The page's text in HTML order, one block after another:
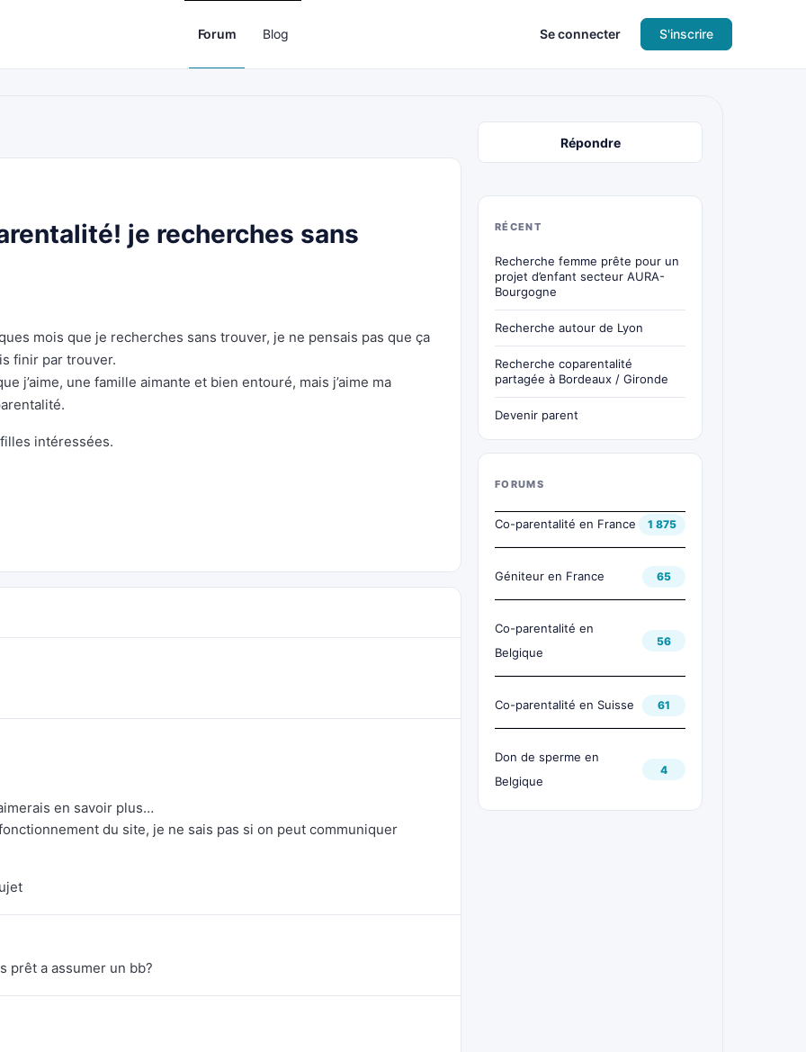
Forum Blog Se connecter S'inscrire
je recherches sans
mois que je recherches sans trouver, je ne pensais pas que ça
finir par trouver.
j’aime, une famille aimante et bien entouré, mais j’aime ma
intéressées.
en savoir plus…
du site, je ne sais pas si on peut communiquer
prêt a assumer un bb?
Répondre
RÉCENT
Recherche femme prête pour un
projet d’enfant secteur AURA-
Bourgogne
Recherche autour de Lyon
Recherche coparentalité
partagée à Bordeaux / Gironde
Devenir parent
FORUMS
Co-parentalité en France 1 875
Géniteur en France 65
Co-parentalité en
Belgique
56
Co-parentalité en Suisse 61
Don de sperme en
Belgique
4